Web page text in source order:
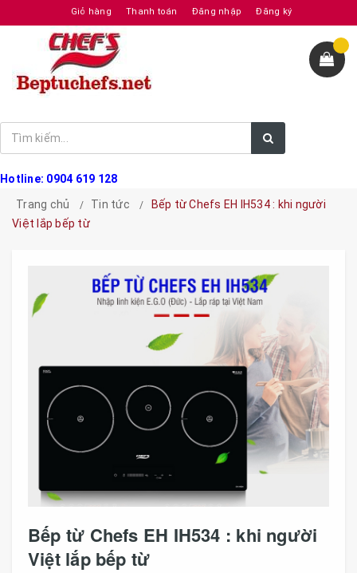
Giỏ hàng Thanh toán Đăng nhập Đăng ký
Hotline: 0904 619 128
Trang chủ
Tin tức
Bếp từ Chefs EH IH534 : khi người
Việt lắp bếp từ
Bếp từ Chefs EH IH534 : khi người
Việt lắp bếp từ